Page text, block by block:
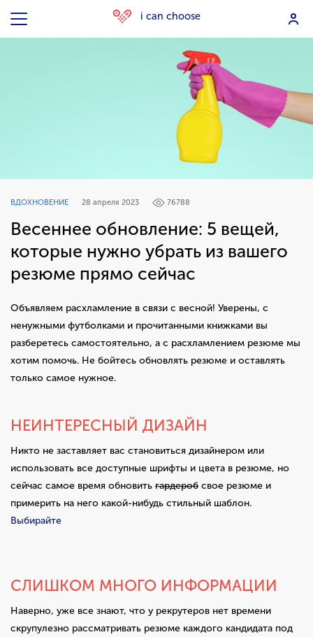
i can choose
ВДОХНОВЕНИЕ 28 апреля 2023 76788
Весеннее обновление: 5 вещей,
которые нужно убрать из вашего
резюме прямо сейчас
Объявляем расхламление в связи с весной! Уверены, с
ненужными футболками и прочитанными книжками вы
разберетесь самостоятельно, а с расхламлением резюме мы
хотим помочь. Не бойтесь обновлять резюме и оставлять
только самое нужное.
НЕИНТЕРЕСНЫЙ ДИЗАЙН
Никто не заставляет вас становиться дизайнером или
использовать все доступные шрифты и цвета в резюме, но
сейчас самое время обновить гардероб свое резюме и
примерить на него какой-нибудь стильный шаблон.
Выбирайте
СЛИШКОМ МНОГО ИНФОРМАЦИИ
Наверно, уже все знают, что у рекрутеров нет времени
скрупулезно рассматривать резюме каждого кандидата под